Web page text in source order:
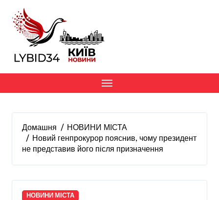
вмісту
Домашня
НОВИНИ МІСТА
Новий генпрокурор пояснив, чому президент
не представив його після призначення
НОВИНИ МІСТА